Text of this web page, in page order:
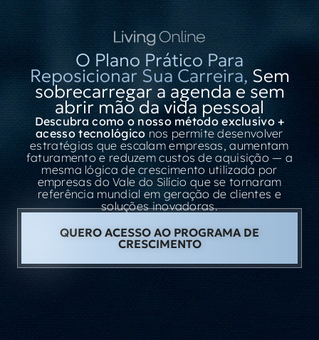
O Plano Prático Para
Reposicionar Sua Carreira,Sem
sobrecarregar a agenda e sem
abrir mão da vida pessoal
Descubra como o nosso método exclusivo +
acesso tecnológico nos permite desenvolver
estratégias que escalam empresas, aumentam
faturamento e reduzem custos de aquisição — a
mesma lógica de crescimento utilizada por
empresas do Vale do Silício que se tornaram
referência mundial em geração de clientes e
soluções inovadoras.
QUERO ACESSO AO PROGRAMA DE
CRESCIMENTO